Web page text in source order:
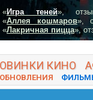
«Игра теней»,
«Аллея кошмаров»,
«Лакричная пицца»,
КИНО
ОБНОВЛЕНИЯ